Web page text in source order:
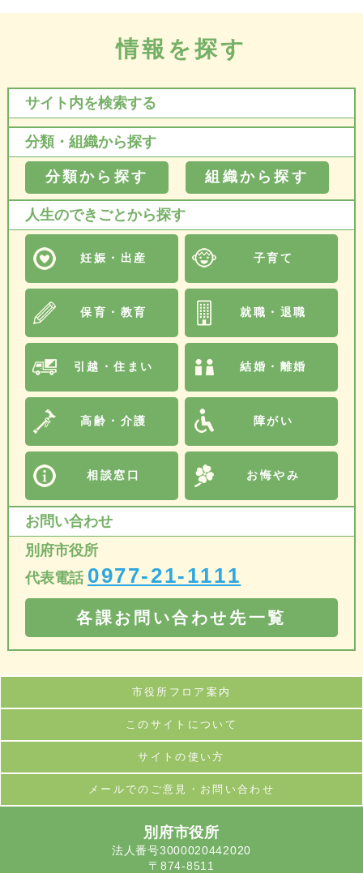
情報を探す
サイト内を検索する
分類・組織から探す
分類から探す 組織から探す
人生のできごとから探す
妊娠・出産 子育て
保育・教育 就職・退職
引越・住まい 結婚・離婚
高齢・介護 障がい
相談窓口 お悔やみ
お問い合わせ
別府市役所
代表電話 0977-21-1111
各課お問い合わせ先一覧
市役所フロア案内
このサイトについて
サイトの使い方
メールでのご意見・お問い合わせ
別府市役所
法人番号3000020442020
〒874-8511